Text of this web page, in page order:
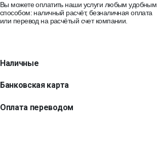
Вы можете оплатить наши услуги любым удобным
способом: наличный расчёт, безналичная оплата
или перевод на расчётый счет компании.
Наличные
Банковская карта
Оплата переводом